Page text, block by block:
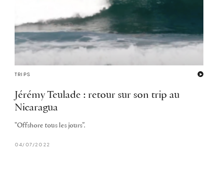
TRIPS
Jérémy Teulade : retour sur son trip au
Nicaragua
"Offshore tous les jours".
04/07/2022